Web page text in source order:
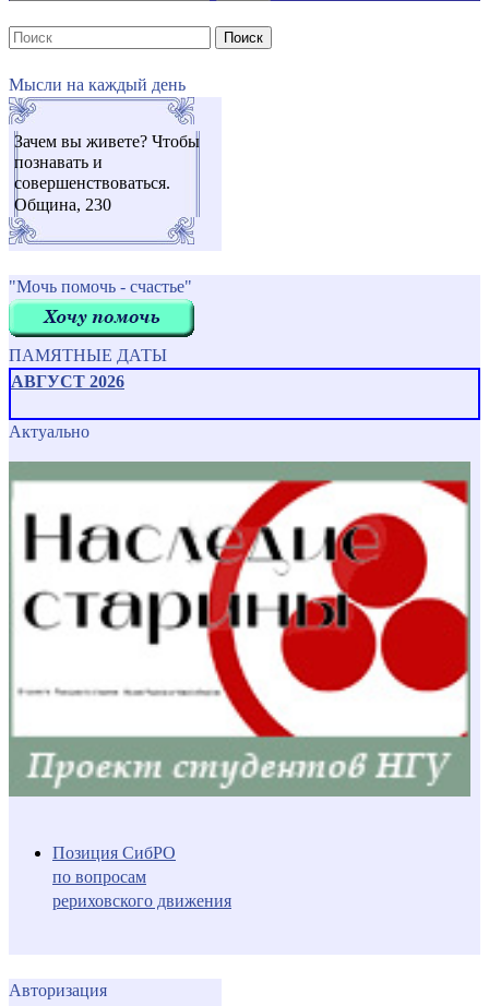
Поиск
Мысли на каждый день
Зачем вы живете? Чтобы
познавать и
совершенствоваться.
Община, 230
"Мочь помочь - счастье"
ПАМЯТНЫЕ ДАТЫ
АВГУСТ 2026
Актуально
Позиция СибРО
по вопросам
рериховского движения
Авторизация